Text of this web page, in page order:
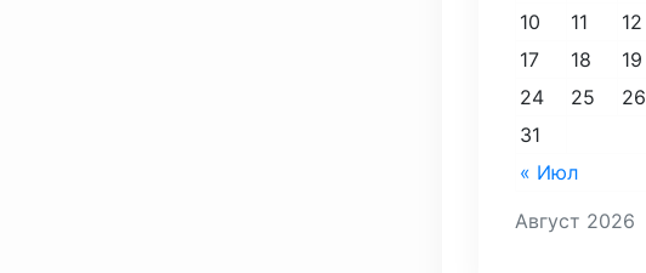
Август 2026
« Июл
10
11 12
17
18 19
24
25 26
31